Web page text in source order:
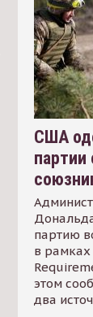
США
партии
партию
в
этом
два